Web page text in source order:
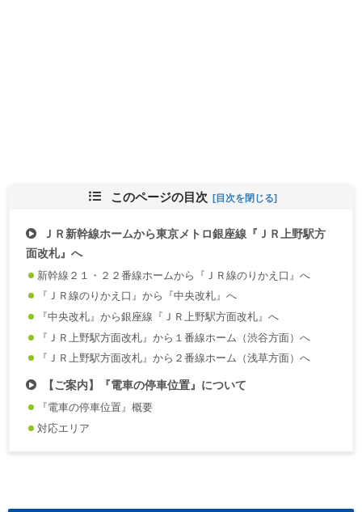
このページの目次
ＪＲ新幹線ホームから東京メトロ銀座線『ＪＲ上野駅方
面改札』へ
新幹線２１・２２番線ホームから『ＪＲ線のりかえ口』へ
『ＪＲ線のりかえ口』から『中央改札』へ
『中央改札』から銀座線『ＪＲ上野駅方面改札』へ
『ＪＲ上野駅方面改札』から１番線ホーム（渋谷方面）へ
『ＪＲ上野駅方面改札』から２番線ホーム（浅草方面）へ
【ご案内】『電車の停車位置』について
『電車の停車位置』概要
対応エリア